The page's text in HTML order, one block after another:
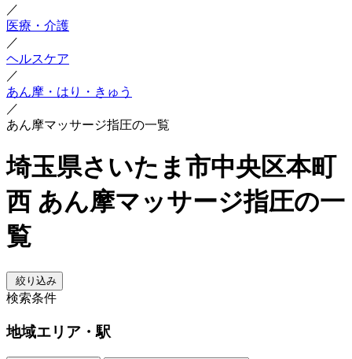
／
医療・介護
／
ヘルスケア
／
あん摩・はり・きゅう
／
あん摩マッサージ指圧の一覧
埼玉県さいたま市中央区本町
西 あん摩マッサージ指圧の一
覧
絞り込み
検索条件
地域エリア・駅